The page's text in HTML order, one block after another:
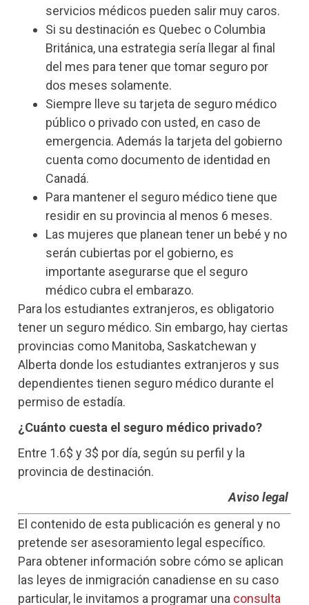
servicios médicos pueden salir muy caros.
Si su destinación es Quebec o Columbia
Británica, una estrategia sería llegar al final
del mes para tener que tomar seguro por
dos meses solamente.
Siempre lleve su tarjeta de seguro médico
público o privado con usted, en caso de
emergencia. Además la tarjeta del gobierno
cuenta como documento de identidad en
Canadá.
Para mantener el seguro médico tiene que
residir en su provincia al menos 6 meses.
Las mujeres que planean tener un bebé y no
serán cubiertas por el gobierno, es
importante asegurarse que el seguro
médico cubra el embarazo.
Para los estudiantes extranjeros, es obligatorio
tener un seguro médico. Sin embargo, hay ciertas
provincias como Manitoba, Saskatchewan y
Alberta donde los estudiantes extranjeros y sus
dependientes tienen seguro médico durante el
permiso de estadía.
¿Cuánto cuesta el seguro médico privado?
Entre 1.6$ y 3$ por día, según su perfil y la
provincia de destinación.
Aviso legal
El contenido de esta publicación es general y no
pretende ser asesoramiento legal específico.
Para obtener información sobre cómo se aplican
las leyes de inmigración canadiense en su caso
particular, le invitamos a programar una consulta